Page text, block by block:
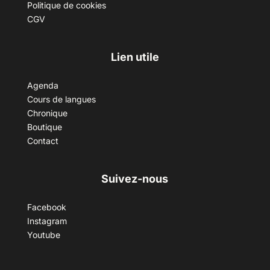
Politique de cookies
CGV
Lien utile
Agenda
Cours de langues
Chronique
Boutique
Contact
Suivez-nous
Facebook
Instagram
Youtube